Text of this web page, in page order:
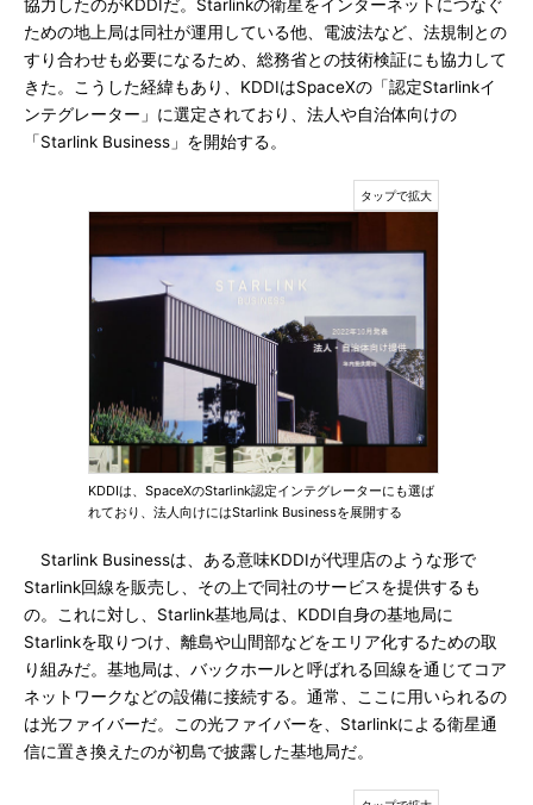
協力したのがKDDIだ。Starlinkの衛星をインターネットにつなぐ
ための地上局は同社が運用している他、電波法など、法規制との
すり合わせも必要になるため、総務省との技術検証にも協力して
きた。こうした経緯もあり、KDDIはSpaceXの「認定Starlinkイ
ンテグレーター」に選定されており、法人や自治体向けの
「Starlink Business」を開始する。
KDDIは、SpaceXのStarlink認定インテグレーターにも選ば
れており、法人向けにはStarlink Businessを展開する
Starlink Businessは、ある意味KDDIが代理店のような形で
Starlink回線を販売し、その上で同社のサービスを提供するも
の。これに対し、Starlink基地局は、KDDI自身の基地局に
Starlinkを取りつけ、離島や山間部などをエリア化するための取
り組みだ。基地局は、バックホールと呼ばれる回線を通じてコア
ネットワークなどの設備に接続する。通常、ここに用いられるの
は光ファイバーだ。この光ファイバーを、Starlinkによる衛星通
信に置き換えたのが初島で披露した基地局だ。